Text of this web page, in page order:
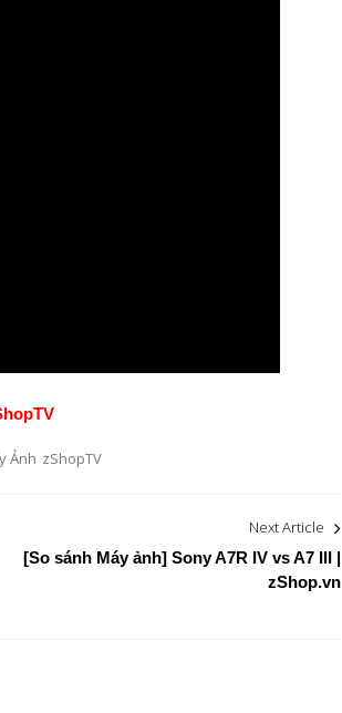
Ảnh zShopTV
Next Article
[So sánh Máy ảnh] Sony A7R IV vs A7 III |
zShop.vn